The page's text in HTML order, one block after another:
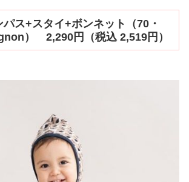
ス+スタイ+ボンネット（70・
） 2,290円（税込 2,519円）